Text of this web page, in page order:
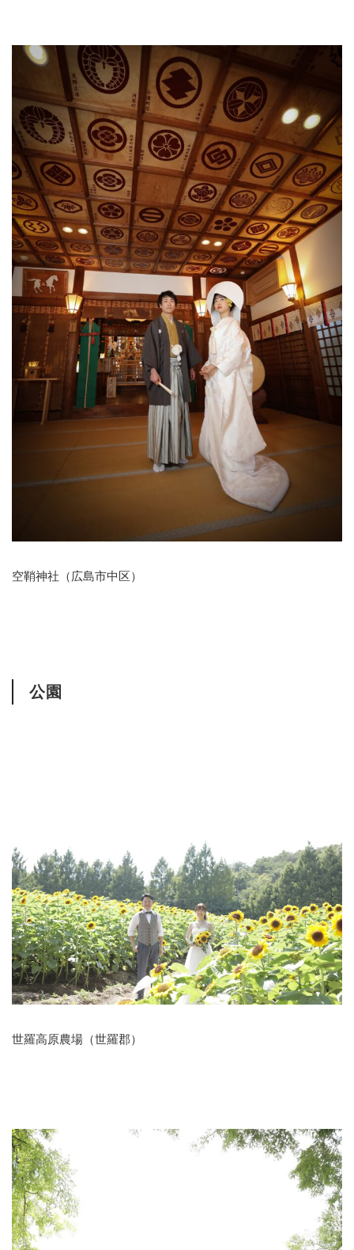
空鞘神社（広島市中区）
公園
世羅高原農場（世羅郡）